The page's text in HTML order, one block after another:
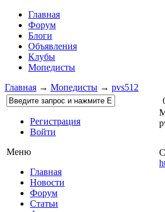
Главная
Форум
Блоги
Объявления
Клубы
Мопедисты
Главная → Мопедисты → pvs512
Регистрация
Войти
Меню
Главная
Новости
Форум
Статьи